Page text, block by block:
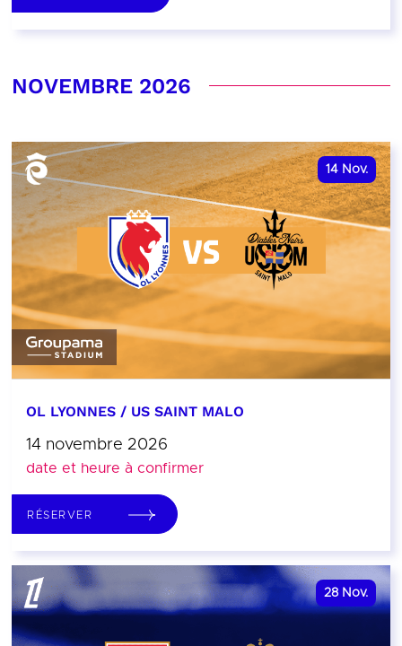
NOVEMBRE 2026
14 Nov.
OL LYONNES / US SAINT MALO
14 novembre 2026
date et heure à confirmer
RÉSERVER
28 Nov.